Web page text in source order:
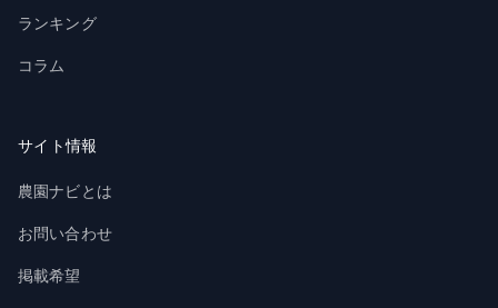
ランキング
コラム
サイト情報
農園ナビとは
お問い合わせ
掲載希望